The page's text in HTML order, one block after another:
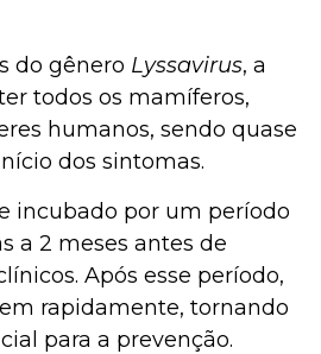
do gênero Lyssavirus, a
todos os mamíferos,
humanos, sendo quase
dos sintomas.
incubado por um período
a 2 meses antes de
Após esse período,
rapidamente, tornando
para a prevenção.